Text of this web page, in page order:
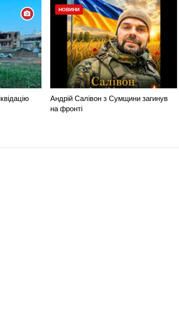
НОВИНИ
Андрій Салівон з Сумщини загинув
на фронті